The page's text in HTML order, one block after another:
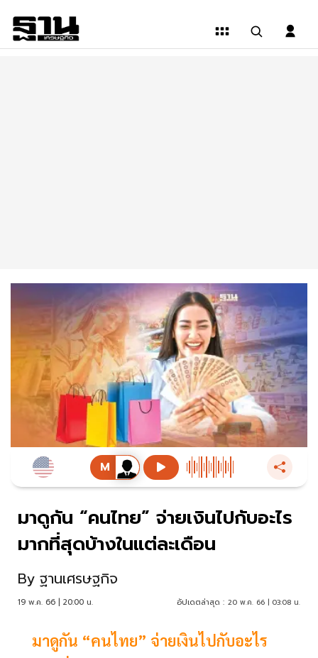
มาดูกัน “คนไทย” จ่ายเงินไปกับอะไร
มากที่สุดบ้างในแต่ละเดือน
By ฐานเศรษฐกิจ
19 พ.ค. 66 | 20:00 น. อัปเดตล่าสุด : 20 พ.ค. 66 | 03:08 น.
มาดูกัน “คนไทย” จ่ายเงินไปกับอะไร